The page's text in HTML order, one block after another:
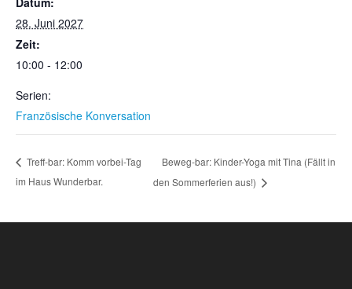
28. Juni 2027
Zeit:
10:00 - 12:00
Serien:
Französische Konversation
Treff-bar: Komm vorbei-Tag
im Haus Wunderbar.
Beweg-bar: Kinder-Yoga mit Tina (Fällt in
den Sommerferien aus!)